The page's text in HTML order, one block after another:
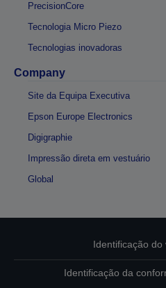
PrecisionCore
Tecnologia Micro Piezo
Tecnologias inovadoras
Company
Site da Equipa Executiva
Epson Europe Electronics
Digigraphie
Impressão direta em vestuário
Global
Identificação do
Identificação da